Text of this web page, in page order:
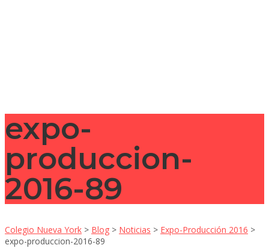
expo-
produccion-
2016-89
Colegio Nueva York > Blog > Noticias > Expo-Producción 2016 >
expo-produccion-2016-89